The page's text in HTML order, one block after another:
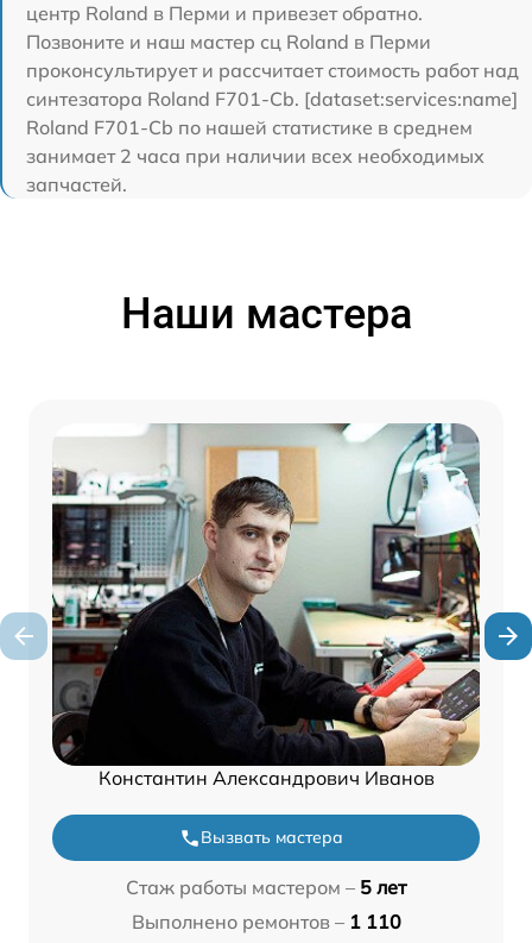
центр Roland в Перми и привезет обратно.
Позвоните и наш мастер сц Roland в Перми
проконсультирует и рассчитает стоимость работ над
синтезатора Roland F701-Cb. [dataset:services:name]
Roland F701-Cb по нашей статистике в среднем
занимает 2 часа при наличии всех необходимых
запчастей.
Наши мастера
Константин Александрович Иванов
Вызвать мастера
Стаж работы мастером – 5 лет
Выполнено ремонтов – 1 110